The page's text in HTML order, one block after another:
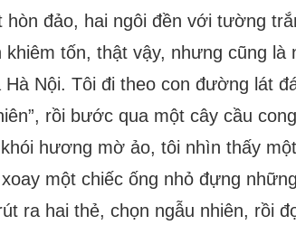
hòn đảo, hai ngôi đền với tường
khiêm tốn, thật vậy, nhưng cũng
Hà Nội. Tôi đi theo con đường lát
rồi bước qua một cây cầu
khói hương mờ ảo, tôi nhìn thấy
một chiếc ống nhỏ đựng
ra hai thẻ, chọn ngẫu nhiên, rồi